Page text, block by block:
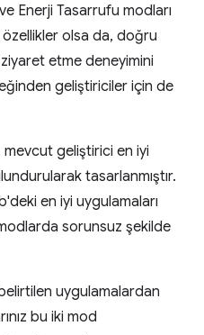
Enerji Tasarrufu modları
özellikler olsa da, doğru
etme deneyimini
geliştiriciler için de
geliştirici en iyi
tasarlanmıştır.
en iyi uygulamaları
sorunsuz şekilde
uygulamalardan
bu iki mod